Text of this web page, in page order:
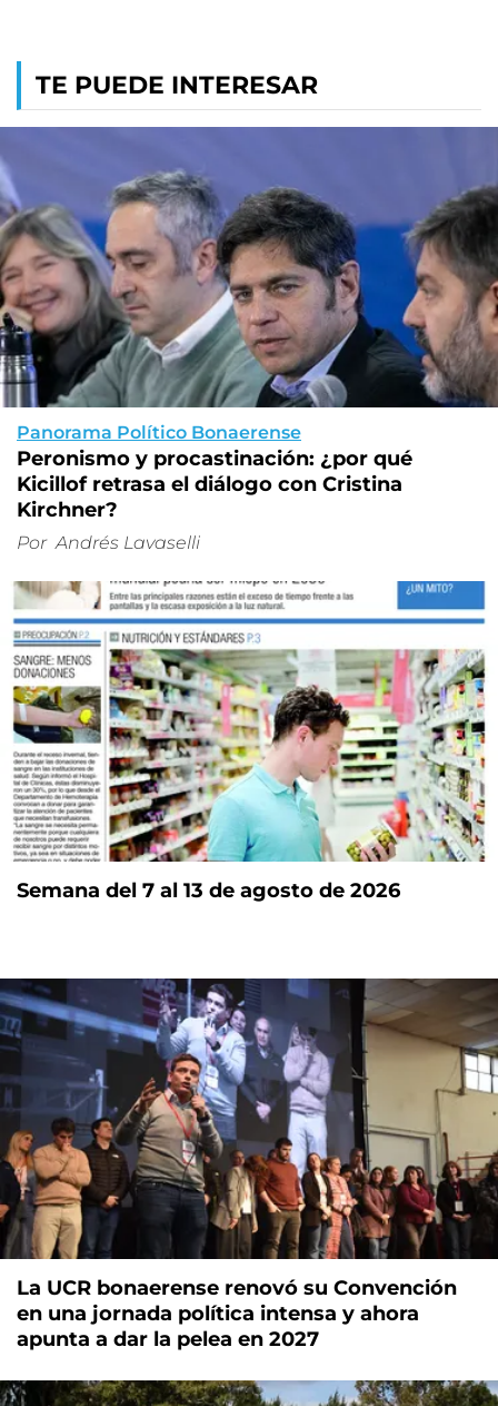
TE PUEDE INTERESAR
Panorama Político Bonaerense
Peronismo y procastinación: ¿por qué
Kicillof retrasa el diálogo con Cristina
Kirchner?
Por Andrés Lavaselli
Semana del 7 al 13 de agosto de 2026
La UCR bonaerense renovó su Convención
en una jornada política intensa y ahora
apunta a dar la pelea en 2027